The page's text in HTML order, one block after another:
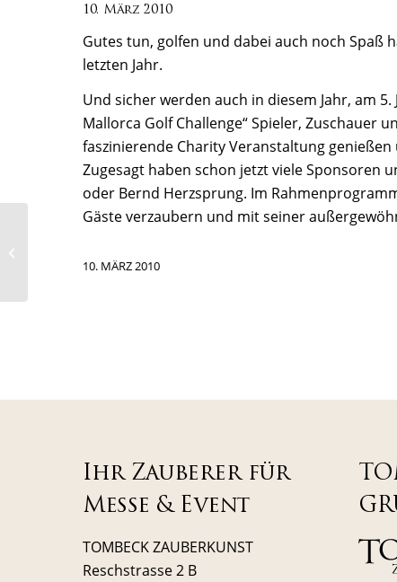
10. März 2010
Gutes tun, golfen und dabei auch noch Spaß
letzten Jahr.
Und sicher werden auch in diesem Jahr, am
Mallorca Golf Challenge“ Spieler, Zuschauer
faszinierende Charity Veranstaltung
Zugesagt haben schon jetzt viele Sponsoren
oder Bernd Herzsprung. Im
Gäste verzaubern und mit seiner
10. MÄRZ 2010
Ihr Zauberer für
Messe & Event
TOMBECK ZAUBERKUNST
Reschstrasse 2 B
TOMBECK BEGEISTERT
UND WOLFGANG